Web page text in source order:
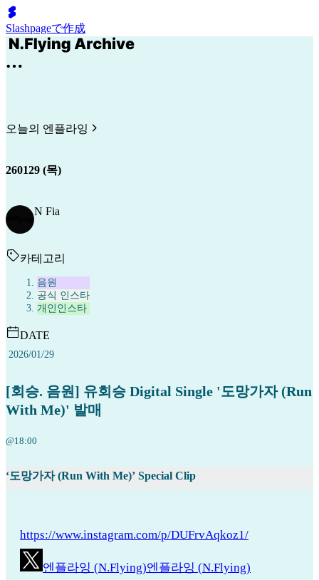
Slashpageで作成
오늘의 엔플라잉
260129 (목)
N Fia
카테고리
음원
공식 인스타
개인인스타
DATE
2026/01/29
[회승. 음원] 유회승 Digital Single '도망가자 (Run
With Me)' 발매
@18:00
‘도망가자 (Run With Me)’ Special Clip
https://www.instagram.com/p/DUFrvAqkoz1/
엔플라잉 (N.Flying)엔플라잉 (N.Flying)